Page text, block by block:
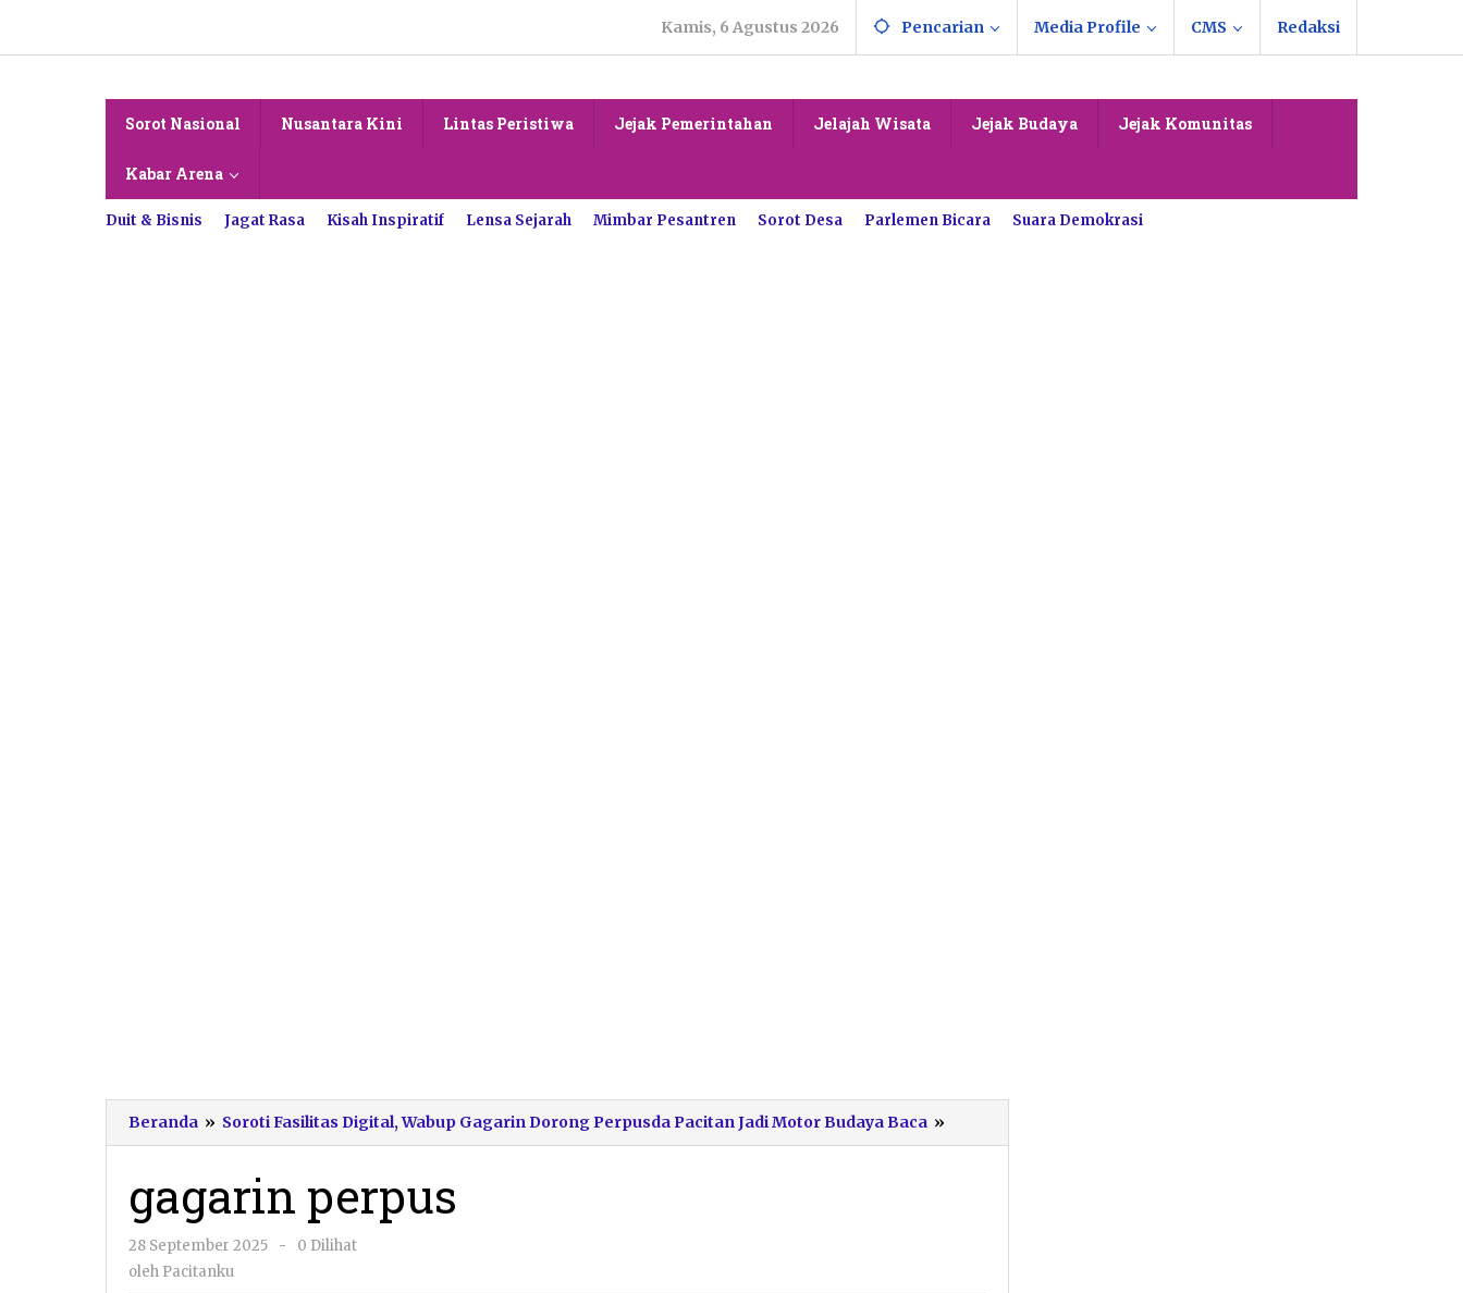
konten
Kamis, 6 Agustus 2026 Pencarian Media Profile CMS Redaksi
Sorot Nasional Nusantara Kini Lintas Peristiwa Jejak Pemerintahan Jelajah Wisata Jejak Budaya Jejak Komunitas
Kabar Arena
Duit & Bisnis Jagat Rasa Kisah Inspiratif Lensa Sejarah Mimbar Pesantren Sorot Desa Parlemen Bicara Suara Demokrasi
Beranda » Soroti Fasilitas Digital, Wabup Gagarin Dorong Perpusda Pacitan Jadi Motor Budaya Baca »
perpus
gagarin perpus
28 September 2025
oleh
-
0 Dilihat
oleh Pacitanku